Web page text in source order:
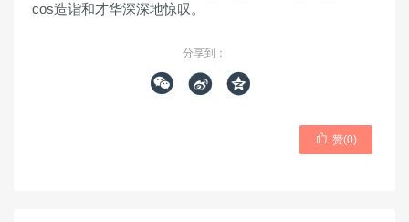
cos造诣和才华深深地惊叹。
分享到：
  
 赞(0)